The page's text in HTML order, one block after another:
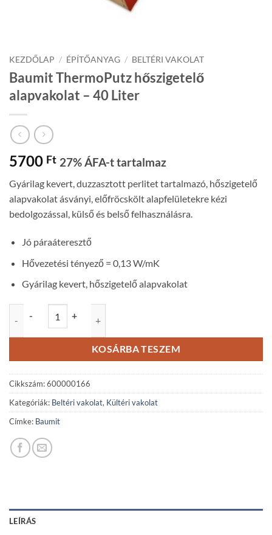
KEZDŐLAP / ÉPÍTŐANYAG / BELTÉRI VAKOLAT
Baumit ThermoPutz hőszigetelő
alapvakolat – 40 Liter
5700 Ft 27% ÁFA-t tartalmaz
Gyárilag kevert, duzzasztott perlitet tartalmazó, hőszigetelő
alapvakolat ásványi, előfröcskölt alapfelületekre kézi
bedolgozással, külső és belső felhasználásra.
Jó páraáteresztő
Hővezetési tényező = 0,13 W/mK
Gyárilag kevert, hőszigetelő alapvakolat
- +
KOSÁRBA TESZEM
Cikkszám:600000166
Kategóriák: Beltéri vakolat, Kültéri vakolat
Címke: Baumit
LEÍRÁS